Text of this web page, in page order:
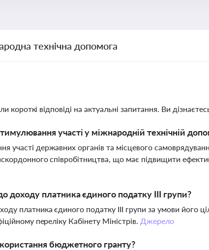
технічна допомога
короткі відповіді на актуальні запитання. Ви
участі у міжнародній технічній
участі державних органів та місцевого
співробітництва, що має підвищити
доходу платника єдиного податку III групи?
платника єдиного податку III групи за умови його
переліку Кабінету Міністрів. Джерело
бюджетного гранту?